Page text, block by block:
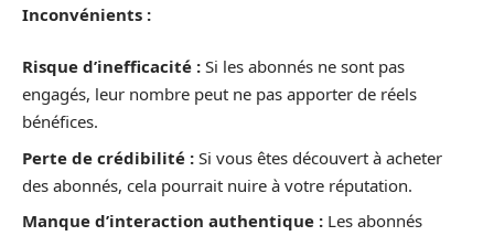
Inconvénients :
Risque d’inefficacité : Si les abonnés ne sont pas
engagés, leur nombre peut ne pas apporter de réels
bénéfices.
Perte de crédibilité : Si vous êtes découvert à acheter
des abonnés, cela pourrait nuire à votre réputation.
Manque d’interaction authentique : Les abonnés